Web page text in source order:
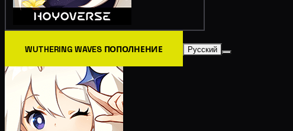
WUTHERING WAVES ПОПОЛНЕНИЕ Русский